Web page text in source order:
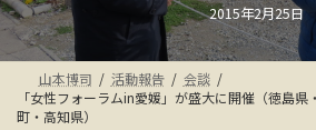
最
終
更
新
日
時
:
2015年2月25日
山本博司 活動報告
会談
「女性フォーラムin愛媛」が盛大に開催（徳島
町・高知県）